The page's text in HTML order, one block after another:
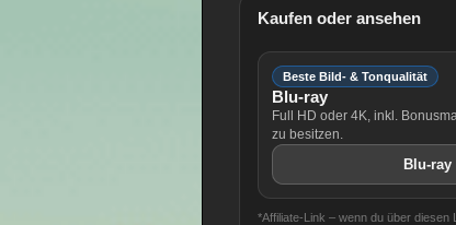
Kaufen oder ansehen
Beste Bild- & Tonqualität
Blu-ray
Full HD oder 4K, inkl.
zu besitzen.
Blu-ray
*Affiliate-Link – wenn du über